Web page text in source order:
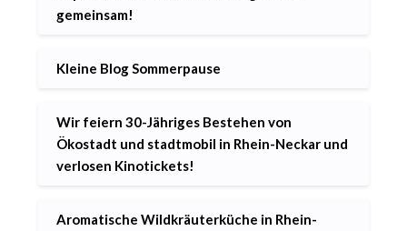
gemeinsam!
Kleine Blog Sommerpause
Wir feiern 30-Jähriges Bestehen von
Ökostadt und stadtmobil in Rhein-Neckar und
verlosen Kinotickets!
Aromatische Wildkräuterküche in Rhein-